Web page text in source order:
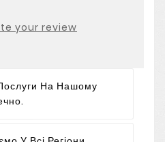
your review
На Нашому